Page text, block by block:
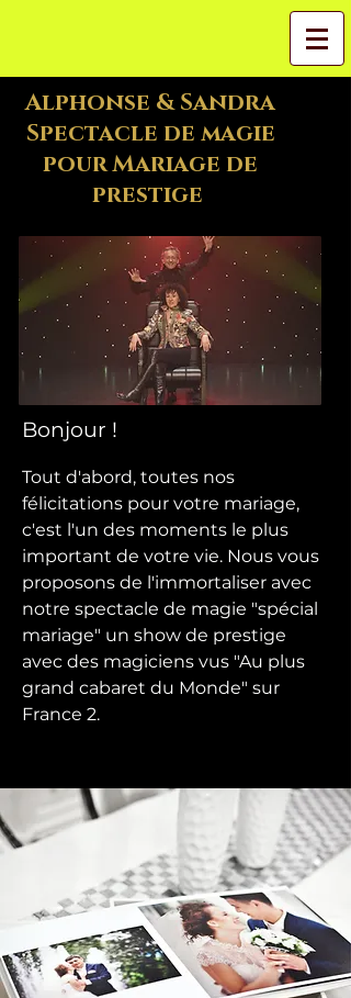
Alphonse & Sandra
Spectacle de magie
pour Mariage de
prestige
Bonjour !
Tout d'abord, toutes nos
félicitations pour votre mariage,
c'est l'un des moments le plus
important de votre vie. Nous vous
proposons de l'immortaliser avec
notre spectacle de magie "spécial
mariage" un show de prestige
avec des magiciens vus "Au plus
grand cabaret du Monde" sur
France 2.